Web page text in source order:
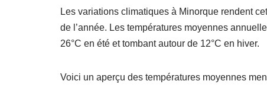
Les variations climatiques à Minorque rendent
de l’année. Les températures moyennes
26°C en été et tombant autour de 12°C en hiver.
Voici un aperçu des températures moyennes